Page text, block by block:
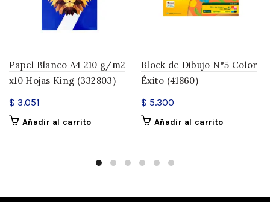
Papel Blanco A4 210 g/m2
x10 Hojas King (332803)
$ 3.051
Añadir al carrito
Block de Dibujo N°5 Color
Éxito (41860)
$ 5.300
Añadir al carrito